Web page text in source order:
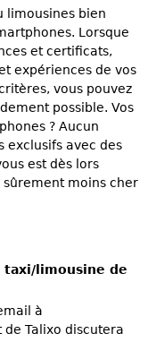
limousines bien
Lorsque
et certificats,
expériences de vos
vous pouvez
possible. Vos
? Aucun
exclusifs avec des
est dès lors
moins cher
taxi/limousine de
à
Talixo discutera